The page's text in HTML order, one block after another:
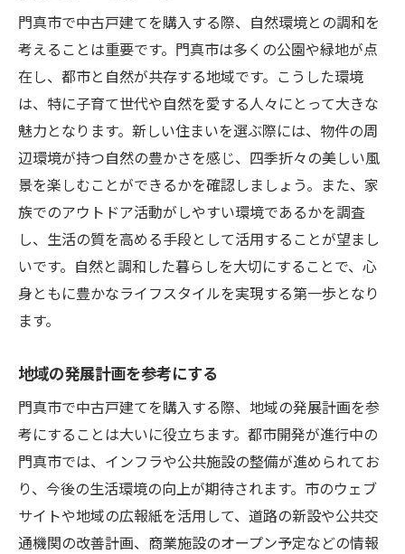
門真市で中古戸建てを購入する際、自然環境との調和を
考えることは重要です。門真市は多くの公園や緑地が点
在し、都市と自然が共存する地域です。こうした環境
は、特に子育て世代や自然を愛する人々にとって大きな
魅力となります。新しい住まいを選ぶ際には、物件の周
辺環境が持つ自然の豊かさを感じ、四季折々の美しい風
景を楽しむことができるかを確認しましょう。また、家
族でのアウトドア活動がしやすい環境であるかを調査
し、生活の質を高める手段として活用することが望まし
いです。自然と調和した暮らしを大切にすることで、心
身ともに豊かなライフスタイルを実現する第一歩となり
ます。
地域の発展計画を参考にする
門真市で中古戸建てを購入する際、地域の発展計画を参
考にすることは大いに役立ちます。都市開発が進行中の
門真市では、インフラや公共施設の整備が進められてお
り、今後の生活環境の向上が期待されます。市のウェブ
サイトや地域の広報紙を活用して、道路の新設や公共交
通機関の改善計画、商業施設のオープン予定などの情報